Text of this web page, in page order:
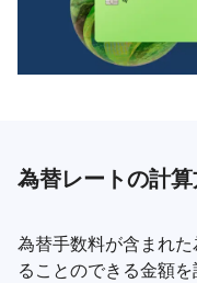
為替レートの計
為替手数料が含まれ
ることのできる金額を